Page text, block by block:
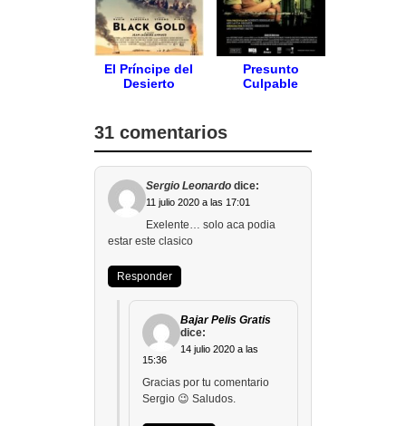
El Príncipe del
Desierto
Presunto
Culpable
31 comentarios
Sergio Leonardo dice:
11 julio 2020 a las 17:01
Exelente… solo aca podia
estar este clasico
Responder
Bajar Pelis Gratis
dice:
14 julio 2020 a las
15:36
Gracias por tu comentario
Sergio 😉 Saludos.